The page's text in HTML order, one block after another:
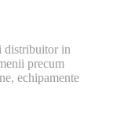
distribuitor in
precum
echipamente